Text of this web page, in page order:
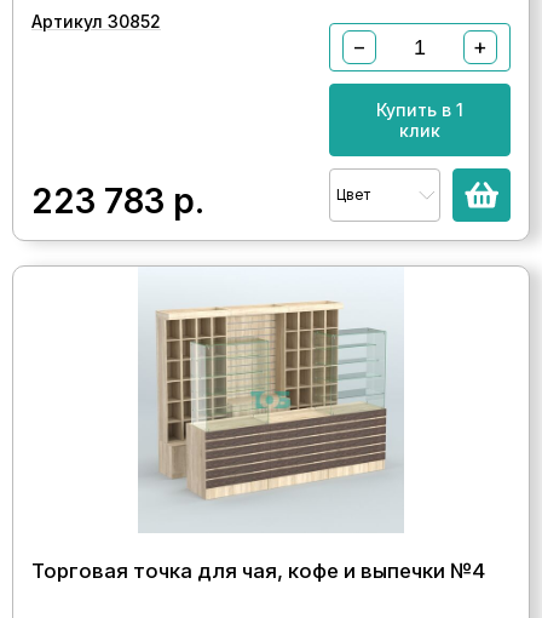
Артикул 30852
223 783 р.
− +
Купить в 1
клик
Цвет
Торговая точка для чая, кофе и выпечки №4